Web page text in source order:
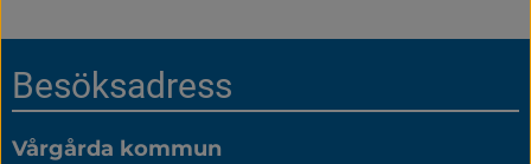
Sidfot
Besöksadress
Vårgårda kommun